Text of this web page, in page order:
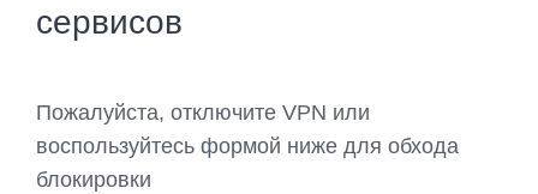
сервисов
Пожалуйста, отключите VPN или
воспользуйтесь формой ниже для обхода
блокировки